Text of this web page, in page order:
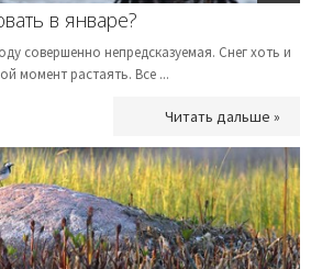
в январе?
совершенно непредсказуемая. Снег хоть и
момент растаять. Все ...
Читать дальше »